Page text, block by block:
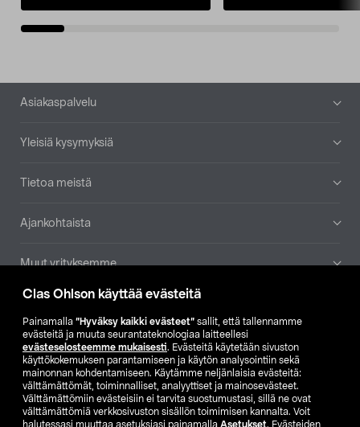
Clas Ohlson käyttää evästeitä
Painamalla ”Hyväksy kaikki evästeet” sallit, että tallennamme
evästeitä ja muuta seurantateknologiaa laitteellesi
evästeselosteemme mukaisesti. Evästeitä käytetään sivuston
käyttökokemuksen parantamiseen ja käytön analysointiin sekä
mainonnan kohdentamiseen. Käytämme neljänlaisia evästeitä:
välttämättömät, toiminnalliset, analyyttiset ja mainosevästeet.
Välttämättömiin evästeisiin ei tarvita suostumustasi, sillä ne ovat
välttämättömiä verkkosivuston sisällön toimimisen kannalta. Voit
halutessasi muuttaa asetuksiasi painamalla Asetukset. Evästeiden
Alatunniste
Asiakaspalvelu
Yleisiä kysymyksiä
Tietoa meistä
Ajankohtaista
Muut yrityksemme
Etsi myymälä
SE NO FI
FI SV